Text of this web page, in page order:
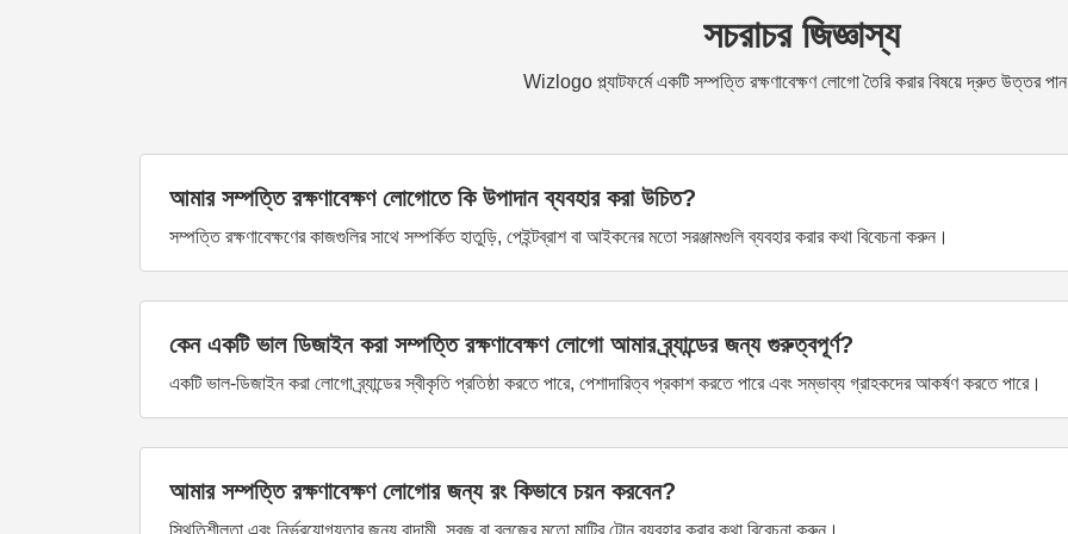
সচরাচর জিজ্ঞাস্য
Wizlogo প্ল্যাটফর্মে একটি সম্পত্তি রক্ষণাবেক্ষণ লোগো তৈরি করার বিষয়ে দ্রুত উত্তর
আমার সম্পত্তি রক্ষণাবেক্ষণ লোগোতে কি উপাদান ব্যবহার করা উচিত?
সম্পত্তি রক্ষণাবেক্ষণের কাজগুলির সাথে সম্পর্কিত হাতুড়ি, পেইন্টব্রাশ বা আইকনের মতো সরঞ্জামগুলি ব্যবহার করার কথা বিবেচনা করুন।
কেন একটি ভাল ডিজাইন করা সম্পত্তি রক্ষণাবেক্ষণ লোগো আমার ব্র্যান্ডের জন্য গুরুত্বপূর্ণ?
একটি ভাল-ডিজাইন করা লোগো ব্র্যান্ডের স্বীকৃতি প্রতিষ্ঠা করতে পারে, পেশাদারিত্ব প্রকাশ করতে পারে এবং সম্ভাব্য গ্রাহকদের আকর্ষণ করতে পারে।
আমার সম্পত্তি রক্ষণাবেক্ষণ লোগোর জন্য রং কিভাবে চয়ন করবেন?
স্থিতিশীলতা এবং নির্ভরযোগ্যতার জন্য বাদামী, সবুজ বা ব্লুজের মতো মাটির টোন ব্যবহার করার কথা বিবেচনা করুন।